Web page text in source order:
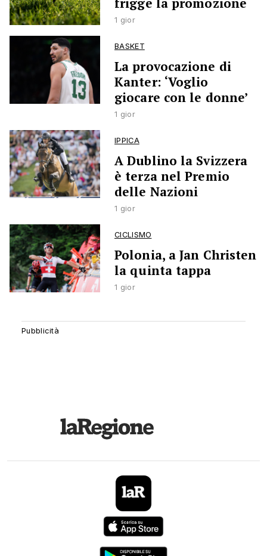
1 gior
BASKET
La provocazione di
Kanter: ‘Voglio
giocare con le donne’
1 gior
IPPICA
A Dublino la Svizzera
è terza nel Premio
delle Nazioni
1 gior
CICLISMO
Polonia, a Jan Christen
la quinta tappa
1 gior